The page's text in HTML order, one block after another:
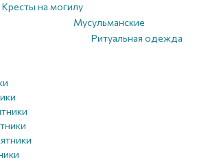
Кресты на могилу
Мусульманские
Ритуальная одежда